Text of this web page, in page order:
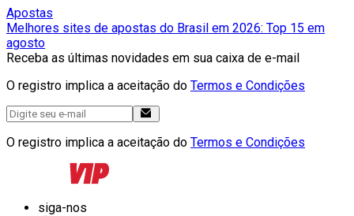
Apostas
Melhores sites de apostas do Brasil em 2026: Top 15 em
agosto
Receba as últimas novidades em sua caixa de e-mail
O registro implica a aceitação do Termos e Condições
O registro implica a aceitação do Termos e Condições
siga-nos